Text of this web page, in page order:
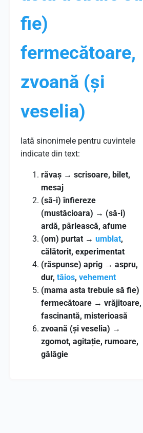
fie)
fermecătoare,
zvoană (și
veselia)
Iată sinonimele pentru cuvintele
indicate din text:
răvaș → scrisoare, bilet,
mesaj
(să-i) înfiereze
(mustăcioara) → (să-i)
ardă, pârlească, afume
(om) purtat → umblat,
călătorit, experimentat
(răspunse) aprig → aspru,
dur, tăios, vehement
(mama asta trebuie să fie)
fermecătoare → vrăjitoare,
fascinantă, misterioasă
zvoană (și veselia) →
zgomot, agitație, rumoare,
gălăgie